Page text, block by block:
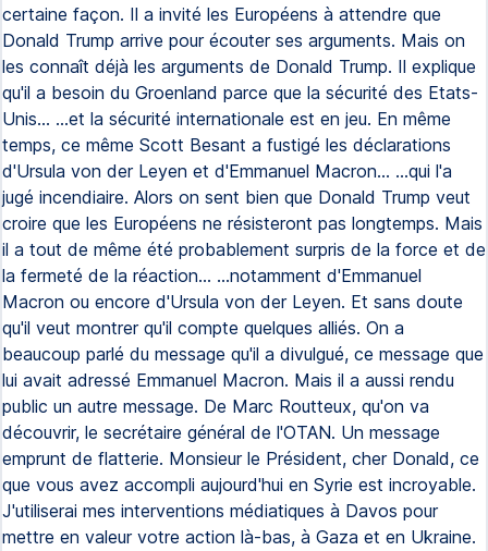
certaine façon. Il a invité les Européens à attendre que
Donald Trump arrive pour écouter ses arguments. Mais on
les connaît déjà les arguments de Donald Trump. Il explique
qu'il a besoin du Groenland parce que la sécurité des Etats-
Unis... ...et la sécurité internationale est en jeu. En même
temps, ce même Scott Besant a fustigé les déclarations
d'Ursula von der Leyen et d'Emmanuel Macron... ...qui l'a
jugé incendiaire. Alors on sent bien que Donald Trump veut
croire que les Européens ne résisteront pas longtemps. Mais
il a tout de même été probablement surpris de la force et de
la fermeté de la réaction... ...notamment d'Emmanuel
Macron ou encore d'Ursula von der Leyen. Et sans doute
qu'il veut montrer qu'il compte quelques alliés. On a
beaucoup parlé du message qu'il a divulgué, ce message que
lui avait adressé Emmanuel Macron. Mais il a aussi rendu
public un autre message. De Marc Routteux, qu'on va
découvrir, le secrétaire général de l'OTAN. Un message
emprunt de flatterie. Monsieur le Président, cher Donald, ce
que vous avez accompli aujourd'hui en Syrie est incroyable.
J'utiliserai mes interventions médiatiques à Davos pour
mettre en valeur votre action là-bas, à Gaza et en Ukraine.